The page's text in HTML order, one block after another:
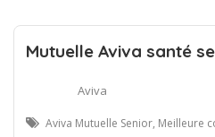
Mutuelle Aviva santé
Aviva
Aviva Mutuelle Senior, Meilleure